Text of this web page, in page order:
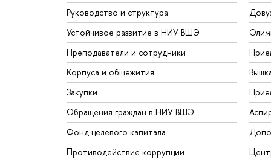
Руководство и структура
Устойчивое развитие в НИУ ВШЭ
Преподаватели и сотрудники
Корпуса и общежития
Закупки
Обращения граждан в НИУ ВШЭ
Фонд целевого капитала
Противодействие коррупции